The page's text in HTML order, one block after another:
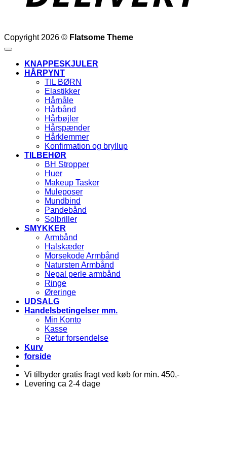
Copyright 2026 © Flatsome Theme
KNAPPESKJULER
HÅRPYNT
TIL BØRN
Elastikker
Hårnåle
Hårbånd
Hårbøjler
Hårspænder
Hårklemmer
Konfirmation og bryllup
TILBEHØR
BH Stropper
Huer
Makeup Tasker
Muleposer
Mundbind
Pandebånd
Solbriller
SMYKKER
Armbånd
Halskæder
Morsekode Armbånd
Natursten Armbånd
Nepal perle armbånd
Ringe
Øreringe
UDSALG
Handelsbetingelser mm.
Min Konto
Kasse
Retur forsendelse
Kurv
forside
Vi tilbyder gratis fragt ved køb for min. 450,-
Levering ca 2-4 dage